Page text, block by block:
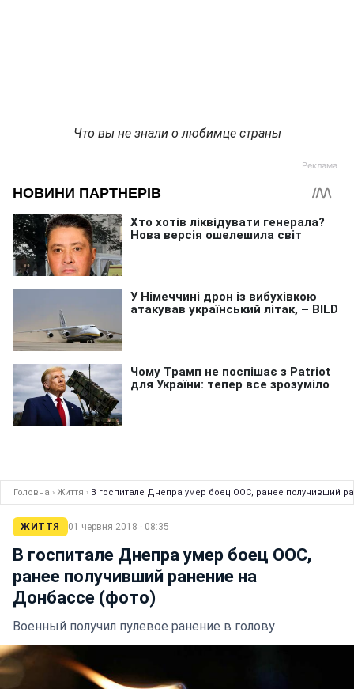
Что вы не знали о любимце страны
Головна › Життя › В госпитале Днепра умер боец ООС, ранее получивший
ЖИТТЯ 01 червня 2018 · 08:35
В госпитале Днепра умер боец ООС,
ранее получивший ранение на
Донбассе (фото)
Военный получил пулевое ранение в голову